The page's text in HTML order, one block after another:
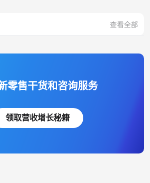
查看全部
零售干货和咨询服务
领取营收增长秘籍